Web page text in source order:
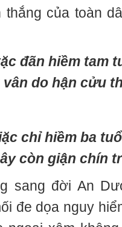
thắng của toàn
đãn hiềm tam
do hận cửu
chỉ hiềm ba
còn giận chín
sang đời An
đe dọa nguy